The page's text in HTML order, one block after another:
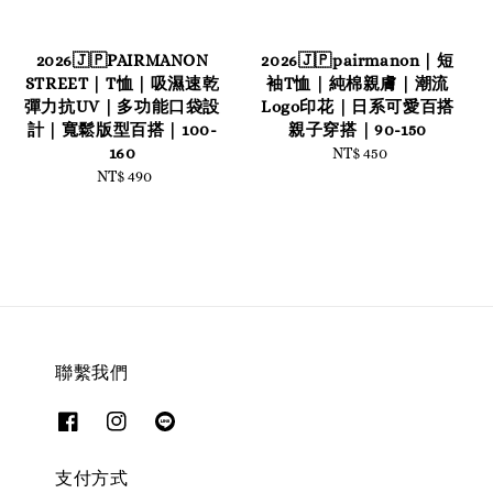
2026🇯🇵PAIRMANON
STREET｜T恤｜吸濕速乾
彈力抗UV｜多功能口袋設
計｜寬鬆版型百搭｜100-
160
Regular
NT$ 490
2026🇯🇵pairmanon｜短
袖T恤｜純棉親膚｜潮流
Logo印花｜日系可愛百搭
親子穿搭｜90-150
Regular
NT$ 450
聯繫我們
支付方式